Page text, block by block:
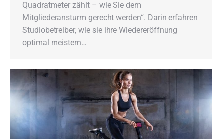
Quadratmeter zählt – wie Sie dem
Mitgliederansturm gerecht werden“. Darin erfahren
Studiobetreiber, wie sie ihre Wiedereröffnung
optimal meistern…